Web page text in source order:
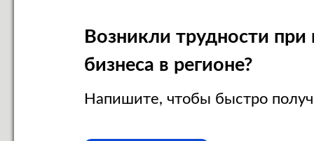
Возникли трудности при
бизнеса в регионе?
Напишите, чтобы быстро